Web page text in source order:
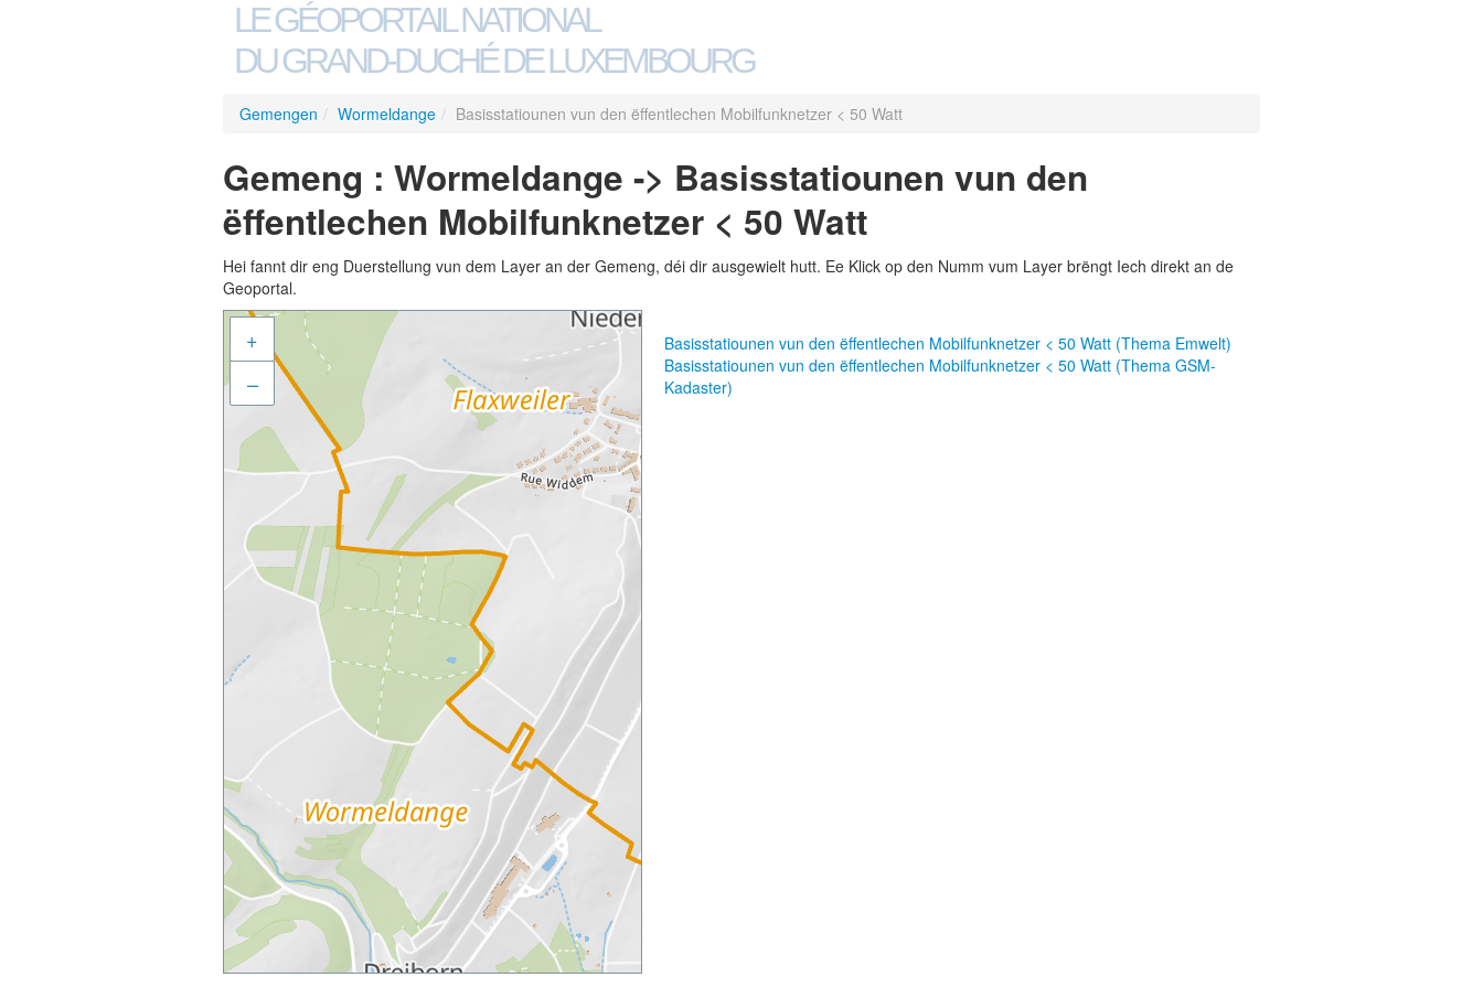
LE GÉOPORTAIL NATIONAL
DU GRAND-DUCHÉ DE LUXEMBOURG
Gemengen / Wormeldange / Basisstatiounen vun den ëffentlechen Mobilfunknetzer < 50 Watt
Gemeng : Wormeldange -> Basisstatiounen vun den
ëffentlechen Mobilfunknetzer < 50 Watt
Hei fannt dir eng Duerstellung vun dem Layer an der Gemeng, déi dir ausgewielt hutt. Ee Klick op den Numm vum Layer brëngt Iech direkt an de
Geoportal.
+
–
Basisstatiounen vun den ëffentlechen Mobilfunknetzer < 50 Watt (Thema Emwelt)
Basisstatiounen vun den ëffentlechen Mobilfunknetzer < 50 Watt (Thema GSM-
Kadaster)